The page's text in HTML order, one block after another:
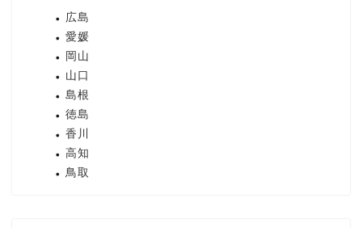
広島
愛媛
岡山
山口
島根
徳島
香川
高知
鳥取